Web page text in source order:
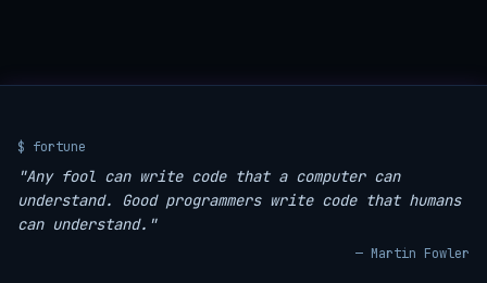
$ fortune
"Any fool can write code that a computer can
understand. Good programmers write code that humans
can understand."
— Martin Fowler